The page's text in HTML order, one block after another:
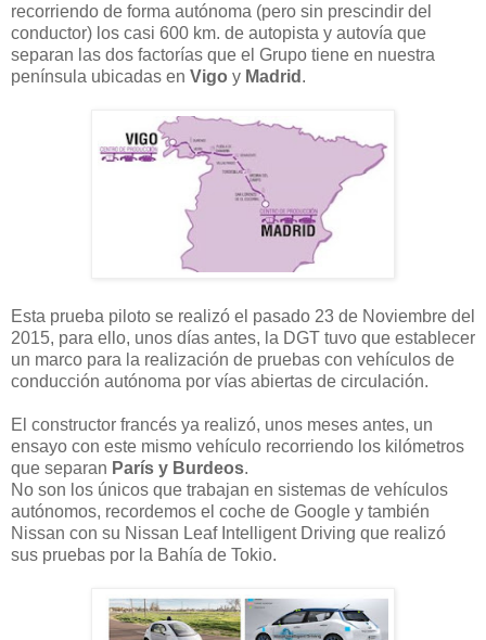
recorriendo de forma autónoma (pero sin prescindir del
conductor) los casi 600 km. de autopista y autovía que
separan las dos factorías que el Grupo tiene en nuestra
península ubicadas en Vigo y Madrid .
Esta prueba piloto se realizó el pasado 23 de Noviembre del
2015, para ello, unos días antes, la DGT tuvo que establecer
un marco para la realización de pruebas con vehículos de
conducción autónoma por vías abiertas de circulación.
El constructor francés ya realizó, unos meses antes, un
ensayo con este mismo vehículo recorriendo los kilómetros
que separan París y Burdeos.
No son los únicos que trabajan en sistemas de vehículos
autónomos, recordemos el coche de Google y también
Nissan con su Nissan Leaf Intelligent Driving que realizó
sus pruebas por la Bahía de Tokio.